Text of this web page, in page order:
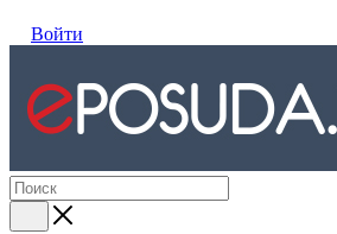
Войти